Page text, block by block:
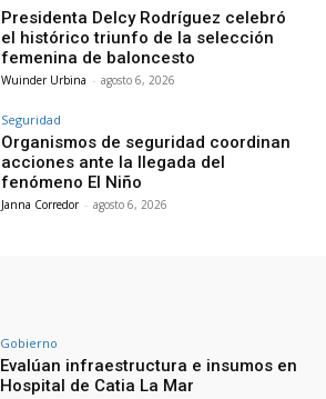
Presidenta Delcy Rodríguez celebró
el histórico triunfo de la selección
femenina de baloncesto
Wuinder Urbina - agosto 6, 2026
Seguridad
Organismos de seguridad coordinan
acciones ante la llegada del
fenómeno El Niño
Janna Corredor - agosto 6, 2026
Gobierno
Evalúan infraestructura e insumos en
Hospital de Catia La Mar